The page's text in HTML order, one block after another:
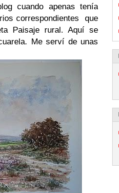
cuando apenas tenía
correspondientes que
Paisaje rural. Aquí se
Me serví de unas